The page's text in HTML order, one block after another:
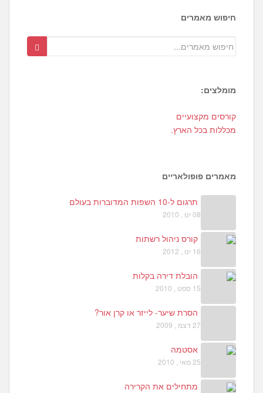
חיפוש מאמרים
מומלצים:
9
7
קורסים מקצועיים
מכללות בכל הארץ.
מאמרים פופולאריים
תרגום ל-10 השפות המדוברות בעולם
08 ינו , 2010
קורס ניהול רשתות
16 ינו , 2012
הובלת דירה בקלות
15 ספט , 2010
הסרת שיער- לייזר או קרן אור?
27 דצמ , 2009
אסטמה
25 מאי , 2010
מתחילים את הקרירה